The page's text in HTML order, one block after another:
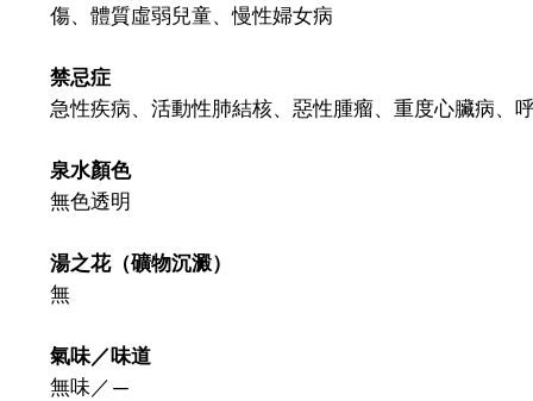
傷、體質虛弱兒童、慢性婦女病
禁忌症
急性疾病、活動性肺結核、惡性腫瘤、重度心臟病、
泉水顏色
無色透明
湯之花（礦物沉澱）
​無
氣味／味道
無味／—